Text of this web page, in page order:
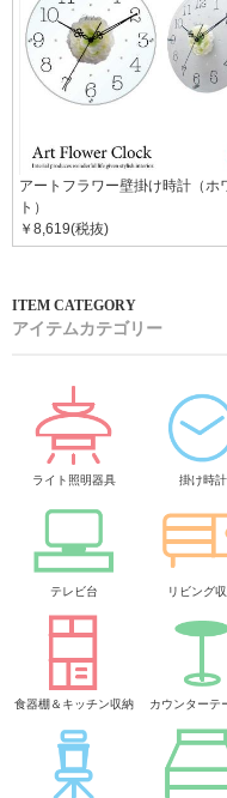
アートフラワー壁掛け時計（ホ
ト）
￥8,619(税抜)
アイテムカテゴリー
ライト照明器具 掛け時計
テレビ台 リビング
食器棚＆キッチン収納 カウンターテ